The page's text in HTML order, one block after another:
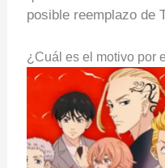
posible reemplazo de
¿Cuál es el motivo por